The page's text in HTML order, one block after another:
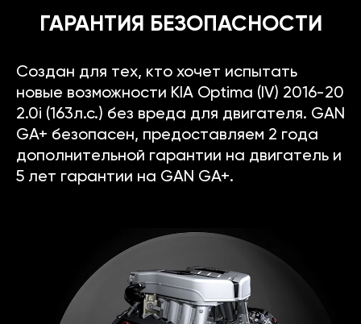
ГАРАНТИЯ БЕЗОПАСНОСТИ
Создан для тех, кто хочет испытать
новые возможности KIA Optima (IV) 2016-20
2.0i (163л.с.) без вреда для двигателя. GAN
GA+ безопасен, предоставляем 2 года
дополнительной гарантии на двигатель и
5 лет гарантии на GAN GA+.